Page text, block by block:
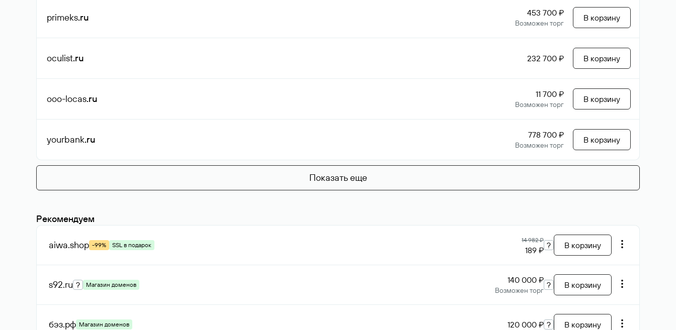
primeks.ru 453 700 ₽
Возможен торг
В корзину
oculist.ru 232 700 ₽ В корзину
ooo-locas.ru 11 700 ₽
Возможен торг
В корзину
yourbank.ru 778 700 ₽
Возможен торг
В корзину
Показать еще
Рекомендуем
aiwa.shop -99% SSL в подарок
14 982 ₽
189 ₽ ? В корзину
s92.ru ? Магазин доменов 140 000 ₽
Возможен торг
? В корзину
бэз.рф Магазин доменов 120 000 ₽ ? В корзину